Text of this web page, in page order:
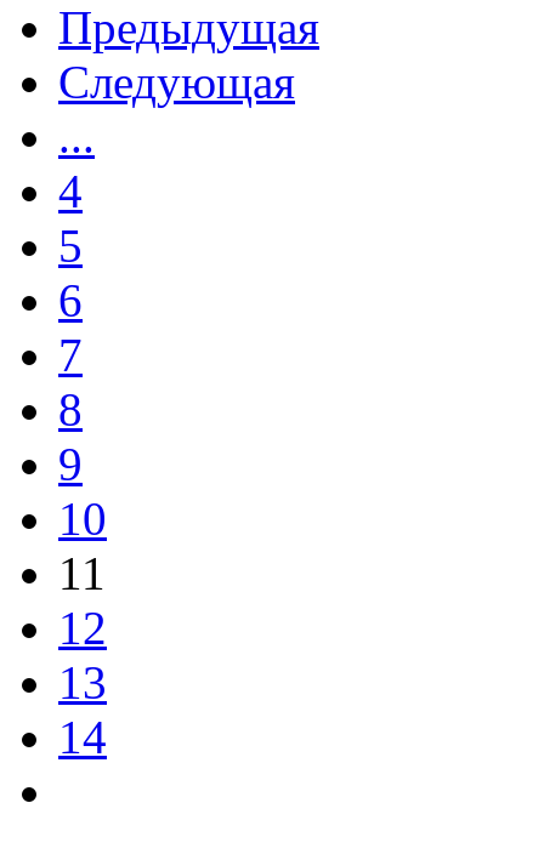
Предыдущая
Следующая
...
4
5
6
7
8
9
10
11
12
13
14